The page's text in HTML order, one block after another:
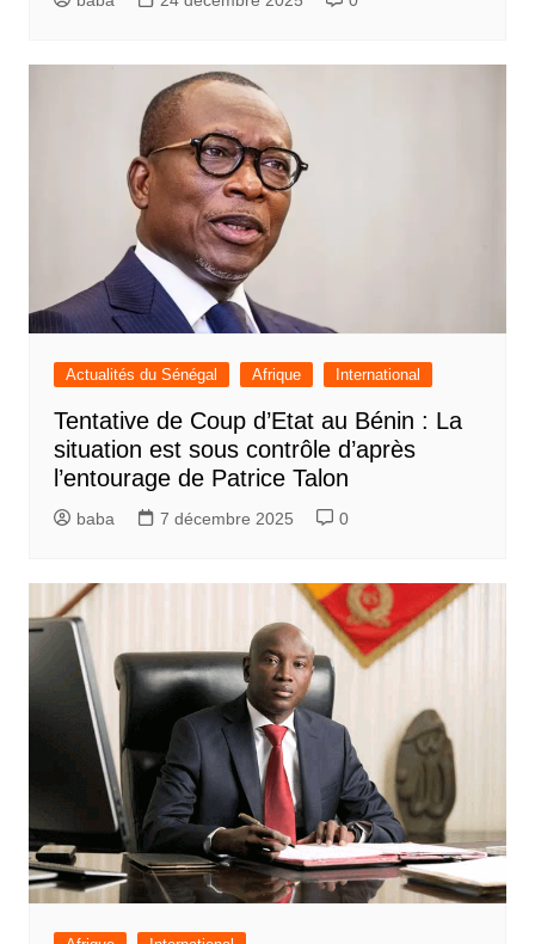
Actualités du Sénégal Afrique International
Tentative de Coup d’Etat au Bénin : La
situation est sous contrôle d’après
l’entourage de Patrice Talon
baba 7 décembre 2025 0